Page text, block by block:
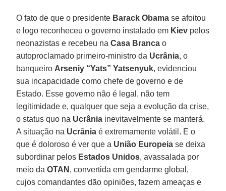
O fato de que o presidente Barack Obama se afoitou
e logo reconheceu o governo instalado em Kiev pelos
neonazistas e recebeu naCasa Branca o
autoproclamado primeiro-ministro da Ucrânia, o
banqueiro Arseniy “Yats” Yatsenyuk, evidenciou
sua incapacidade como chefe de governo e de
Estado. Esse governo não é legal, não tem
legitimidade e, qualquer que seja a evolução da crise,
o status quo na Ucrânia inevitavelmente se manterá.
A situação na Ucrânia é extremamente volátil. E o
que é doloroso é ver que a União Europeia se deixa
subordinar pelos Estados Unidos, avassalada por
meio daOTAN , convertida em gendarme global,
cujos comandantes dão opiniões, fazem ameaças e